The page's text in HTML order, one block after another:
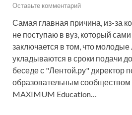
Оставьте комментарий
Самая главная причина, из-за
не поступаю в вуз, который
заключается в том, что
укладываются в сроки подачи
беседе с "Лентой.ру" директор
образовательным сообществом
MAXIMUM Education…